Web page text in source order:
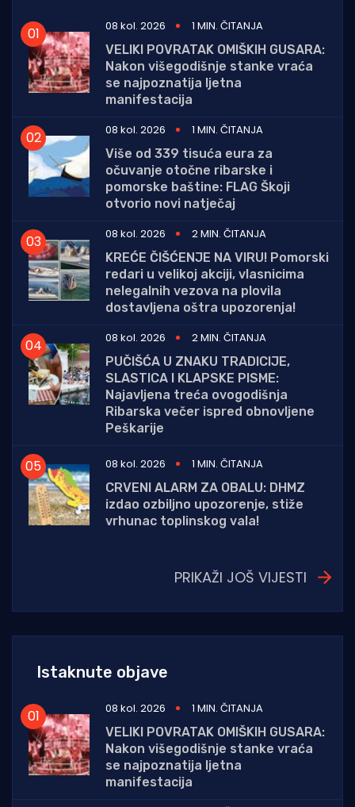
08 kol. 2026
1 MIN. ČITANJA
VELIKI POVRATAK OMIŠKIH GUSARA:
Nakon višegodišnje stanke vraća
se najpoznatija ljetna
manifestacija
08 kol. 2026
1 MIN. ČITANJA
Više od 339 tisuća eura za
očuvanje otočne ribarske i
pomorske baštine: FLAG Škoji
otvorio novi natječaj
08 kol. 2026
2 MIN. ČITANJA
KREĆE ČIŠĆENJE NA VIRU! Pomorski
redari u velikoj akciji, vlasnicima
nelegalnih vezova na plovila
dostavljena oštra upozorenja!
08 kol. 2026
2 MIN. ČITANJA
PUČIŠĆA U ZNAKU TRADICIJE,
SLASTICA I KLAPSKE PISME:
Najavljena treća ovogodišnja
Ribarska večer ispred obnovljene
Peškarije
08 kol. 2026
1 MIN. ČITANJA
CRVENI ALARM ZA OBALU: DHMZ
izdao ozbiljno upozorenje, stiže
vrhunac toplinskog vala!
PRIKAŽI JOŠ VIJESTI
Istaknute objave
08 kol. 2026
1 MIN. ČITANJA
VELIKI POVRATAK OMIŠKIH GUSARA:
Nakon višegodišnje stanke vraća
se najpoznatija ljetna
manifestacija